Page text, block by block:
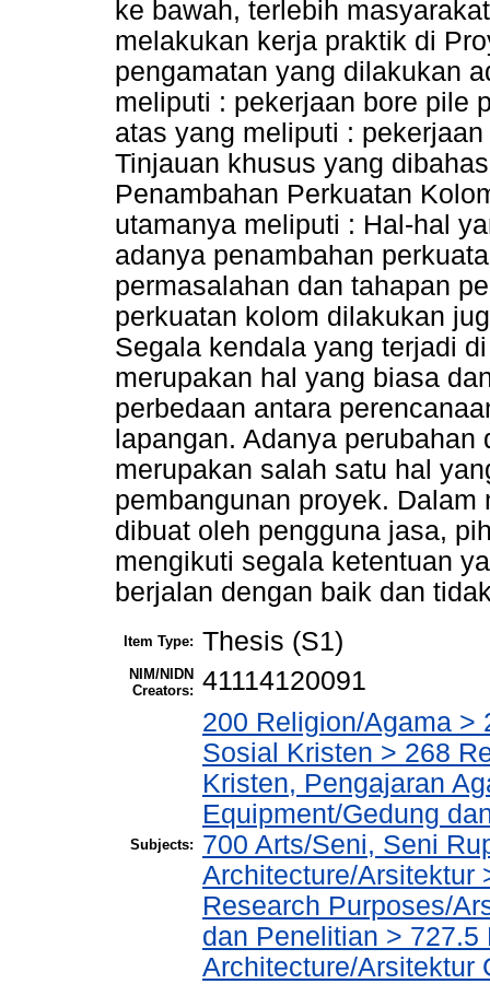
ke bawah, terlebih
melakukan kerja praktik di
pengamatan yang dilakukan
meliputi : pekerjaan bore pile
atas yang meliputi :
Tinjauan khusus yang
Penambahan Perkuatan
utamanya meliputi : Hal-hal
adanya penambahan
permasalahan dan tahapan
perkuatan kolom dilakukan
Segala kendala yang terjadi
merupakan hal yang biasa
perbedaan antara
lapangan. Adanya
merupakan salah satu hal
pembangunan proyek.
dibuat oleh pengguna jasa,
mengikuti segala ketentuan
berjalan dengan baik dan
Item Type: Thesis (S1)
NIM/NIDN
Creators: 41114120091
Subjects:
200 Religion/Agama >
Sosial Kristen > 268
Kristen, Pengajaran
Equipment/Gedung
700 Arts/Seni, Seni
Architecture/Arsitektur
Research Purposes/
dan Penelitian >
Architecture/Arsitektur